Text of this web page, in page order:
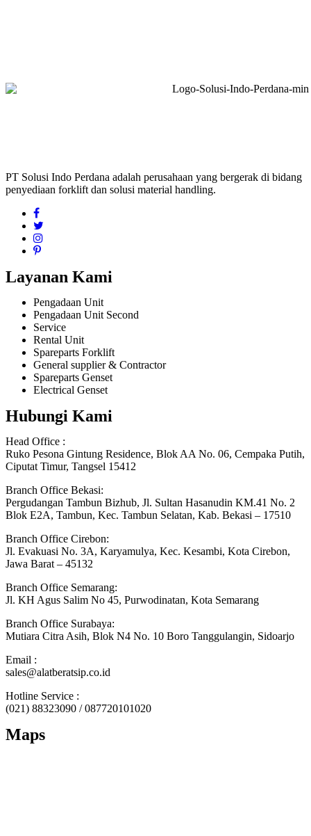
PT Solusi Indo Perdana adalah perusahaan yang bergerak di bidang
penyediaan forklift dan solusi material handling.
Layanan Kami
Pengadaan Unit
Pengadaan Unit Second
Service
Rental Unit
Spareparts Forklift
General supplier & Contractor
Spareparts Genset
Electrical Genset
Hubungi Kami
Head Office :
Ruko Pesona Gintung Residence, Blok AA No. 06, Cempaka Putih,
Ciputat Timur, Tangsel 15412
Branch Office Bekasi:
Pergudangan Tambun Bizhub, Jl. Sultan Hasanudin KM.41 No. 2
Blok E2A, Tambun, Kec. Tambun Selatan, Kab. Bekasi – 17510
Branch Office Cirebon:
Jl. Evakuasi No. 3A, Karyamulya, Kec. Kesambi, Kota Cirebon,
Jawa Barat – 45132
Branch Office Semarang:
Jl. KH Agus Salim No 45, Purwodinatan, Kota Semarang
Branch Office Surabaya:
Mutiara Citra Asih, Blok N4 No. 10 Boro Tanggulangin, Sidoarjo
Email :
sales@alatberatsip.co.id
Hotline Service :
(021) 88323090 / 087720101020
Maps